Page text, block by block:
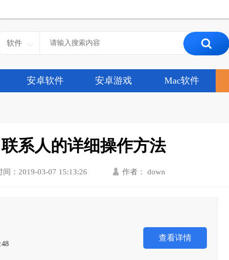
软件
安卓软件 安卓游戏 Mac软件
系人的详细操作方法
间：2019-03-07 15:13:26 作者： down
查看详情